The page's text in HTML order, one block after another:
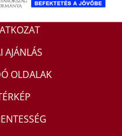
AJÁNLÁS
OLDALAK